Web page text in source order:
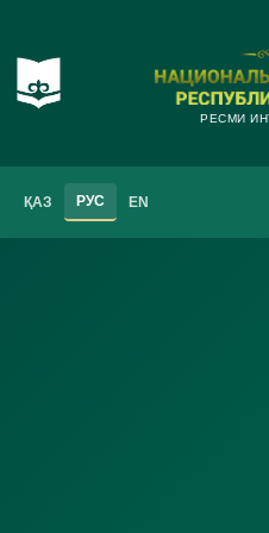
РЕСМИ
ҚАЗ РУС EN